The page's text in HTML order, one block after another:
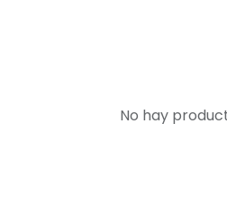
No hay